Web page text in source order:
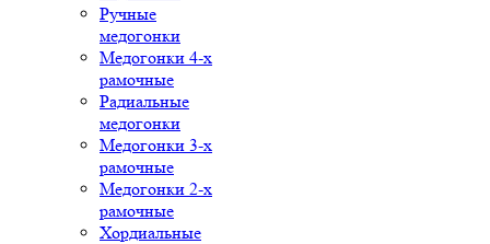
Ручные
медогонки
Медогонки 4-х
рамочные
Радиальные
медогонки
Медогонки 3-х
рамочные
Медогонки 2-х
рамочные
Хордиальные